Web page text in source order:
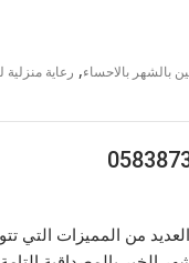
بالشهر بالاحساء, رعاية
من المميزات التي